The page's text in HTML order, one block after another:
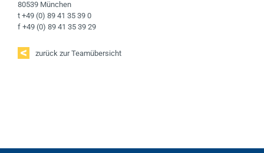
80539 München
t +49 (0) 89 41 35 39 0
f +49 (0) 89 41 35 39 29
zurück zur Teamübersicht